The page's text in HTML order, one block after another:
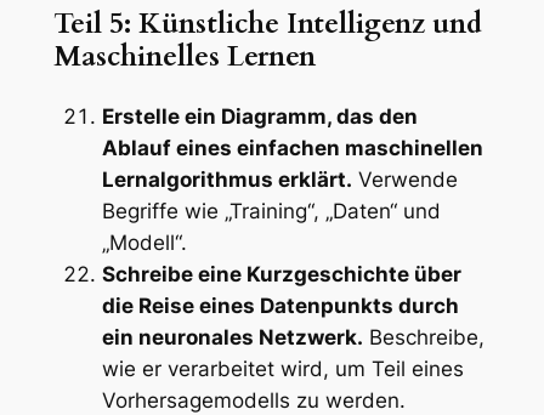
Teil 5: Künstliche Intelligenz und
Maschinelles Lernen
Erstelle ein Diagramm, das den
Ablauf eines einfachen maschinellen
Lernalgorithmus erklärt. Verwende
Begriffe wie „Training“, „Daten“ und
„Modell“.
Schreibe eine Kurzgeschichte über
die Reise eines Datenpunkts durch
ein neuronales Netzwerk. Beschreibe,
wie er verarbeitet wird, um Teil eines
Vorhersagemodells zu werden.